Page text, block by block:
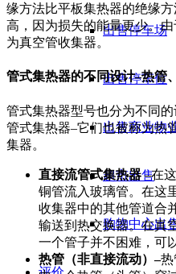
出售停车场
出售停车位
出售商业物
超市出售
购物中心出
缘方法比平板集热器的绝缘
高，因为损失的能量更少。
为真空管收集器。
管式集热器的不同设计–热管
管式集热器型号也分为不同
管式集热器–它们也被称为热
集器。
直接流管式集热器 –在
铜管流入玻璃管。在这
收集器中的其他管道合
输送到热交换器。在真
一个管子并不困难，可
热管（非直接流动）–热